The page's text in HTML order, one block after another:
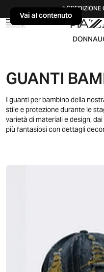
Vai al contenutoSPEDIZIONE
DONNA
GUANTI
I guanti per bambino della
stile e protezione durante le
varietà di materiali e design,
più fantasiosi con dettagli
Vai al contenuto